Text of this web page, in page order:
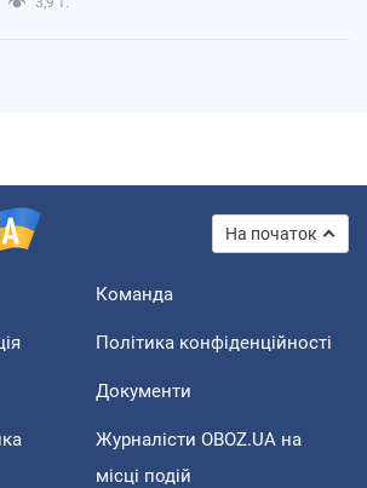
На початок
Команда
Політика конфіденційності
Документи
Журналісти OBOZ.UA на
місці подій